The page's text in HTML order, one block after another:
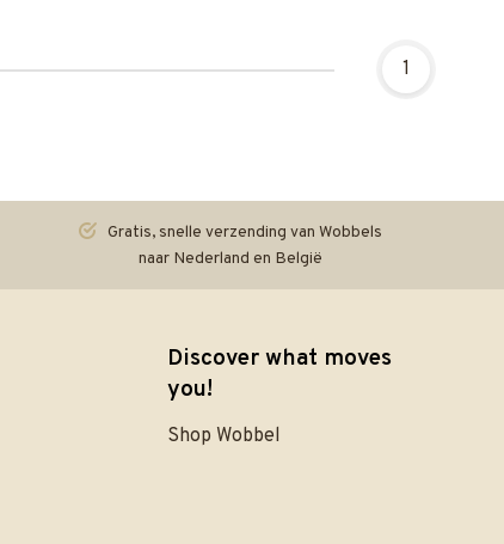
1
Gratis, snelle verzending van Wobbels
naar Nederland en België
Discover what moves
you!
Shop Wobbel